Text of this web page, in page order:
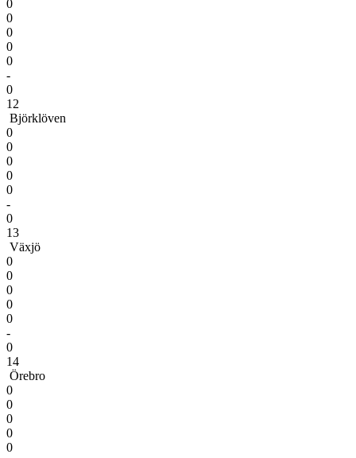
0
0
0
0
0
-
0
12
Björklöven
0
0
0
0
0
-
0
13
Växjö
0
0
0
0
0
-
0
14
Örebro
0
0
0
0
0